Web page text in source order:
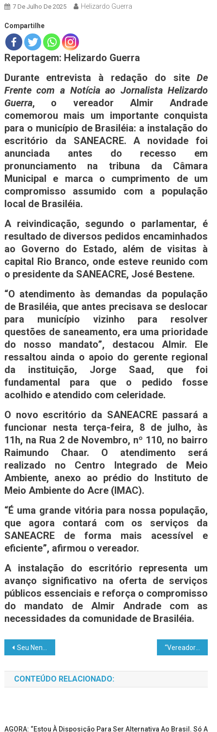
7 De Julho De 2025 Helizardo Guerra
Compartilhe
Reportagem: Helizardo Guerra
Durante entrevista à redação do siteDe
Frente com a Notícia ao Jornalista Helizardo
Guerra, o vereador Almir Andrade
comemorou mais um importante conquista
para o município de Brasiléia: a instalação do
escritório da SANEACRE. A novidade foi
anunciada antes do recesso em
pronunciamento na tribuna da Câmara
Municipal e marca o cumprimento de um
compromisso assumido com a população
local de Brasiléia.
A reivindicação, segundo o parlamentar, é
resultado de diversos pedidos encaminhados
ao Governo do Estado, além de visitas à
capital Rio Branco, onde esteve reunido com
o presidente da SANEACRE, José Bestene.
“O atendimento às demandas da população
de Brasiléia, que antes precisava se deslocar
para município vizinho para resolver
questões de saneamento, era uma prioridade
do nosso mandato”, destacou Almir. Ele
ressaltou ainda o apoio do gerente regional
da instituição, Jorge Saad, que foi
fundamental para que o pedido fosse
acolhido e atendido com celeridade.
O novo escritório da SANEACRE passará a
funcionar nesta terça-feira, 8 de julho, às
11h, na Rua 2 de Novembro, nº 110, no bairro
Raimundo Chaar. O atendimento será
realizado no Centro Integrado de Meio
Ambiente, anexo ao prédio do Instituto de
Meio Ambiente do Acre (IMAC).
“É uma grande vitória para nossa população,
que agora contará com os serviços da
SANEACRE de forma mais acessível e
eficiente”, afirmou o vereador.
A instalação do escritório representa um
avanço significativo na oferta de serviços
públicos essenciais e reforça o compromisso
do mandato de Almir Andrade com as
necessidades da comunidade de Brasiléia.
Seu Neném Pedrosa
CONTEÚDO RELACIONADO:
AGORA: “Estou À Disposição Para Ser Alternativa Ao Brasil. Só A